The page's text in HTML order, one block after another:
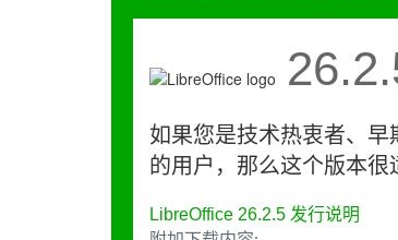
如果您是技术热衷者、
的用户，那么这个版本很
LibreOffice 26.2.5 发行说明